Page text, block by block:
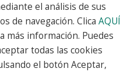
el análisis de sus
de navegación. ClicaAQUÍ
más información. Puedes
todas las cookies
el botón Aceptar,